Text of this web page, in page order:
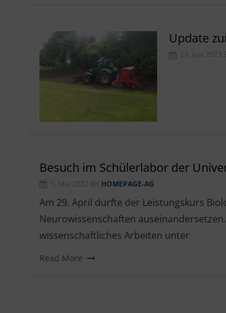
Update
29. Juni 2023
Besuch im Schülerlabor der
5. Mai 2022 BY HOMEPAGE-AG
Am 29. April durfte der Leistungskurs
Neurowissenschaften
wissenschaftliches Arbeiten unter
Read More